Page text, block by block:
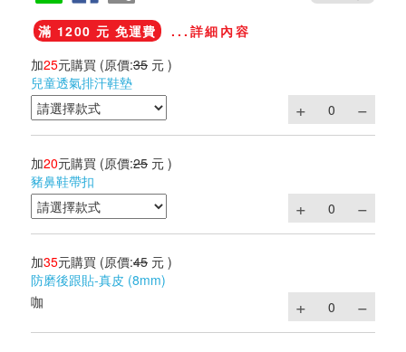
滿 1200 元 免運費
...詳細內容
加25元購買 (原價:35 元 )
兒童透氣排汗鞋墊
加20元購買 (原價:25 元 )
豬鼻鞋帶扣
加35元購買 (原價:45 元 )
防磨後跟貼-真皮 (8mm)
咖